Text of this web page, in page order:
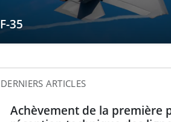
F-35
DERNIERS ARTICLES
Achèvement de la première